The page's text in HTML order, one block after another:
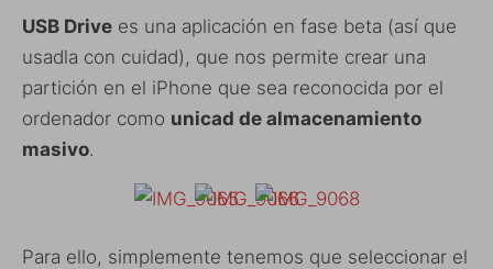
USB Drive es una aplicación en fase beta (así que
usadla con cuidad), que nos permite crear una
partición en el iPhone que sea reconocida por el
ordenador como unicad de almacenamiento
masivo.
Para ello, simplemente tenemos que seleccionar el